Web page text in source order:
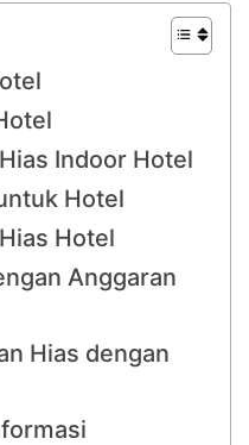
Indoor Hotel
Hotel
Hotel
Anggaran
Hias dengan